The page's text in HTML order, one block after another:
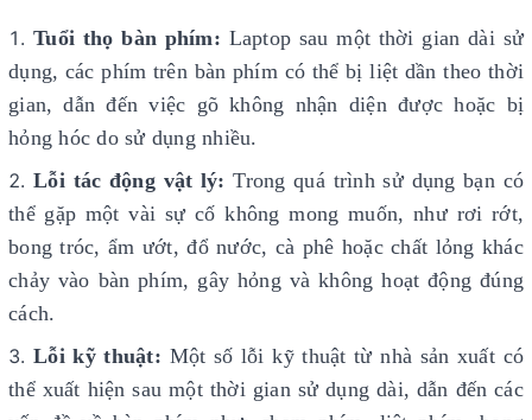
Tuổi thọ bàn phím: Laptop sau một thời gian dài sử
dụng, các phím trên bàn phím có thể bị liệt dần theo thời
gian, dẫn đến việc gõ không nhận diện được hoặc bị
hỏng hóc do sử dụng nhiều.
Lỗi tác động vật lý:Trong quá trình sử dụng bạn có
thể gặp một vài sự cố không mong muốn, như rơi rớt,
bong tróc, ẩm ướt, đổ nước, cà phê hoặc chất lỏng khác
chảy vào bàn phím, gây hỏng và không hoạt động đúng
cách.
Lỗi kỹ thuật: Một số lỗi kỹ thuật từ nhà sản xuất có
thể xuất hiện sau một thời gian sử dụng dài, dẫn đến các